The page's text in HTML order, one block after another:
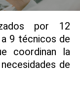
por 12
9 técnicos de
coordinan la
de